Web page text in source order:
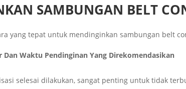
SAMBUNGAN BELT
yang tepat untuk mendinginkan sambungan belt
Dan Waktu Pendinginan Yang Direkomendasikan
selesai dilakukan, sangat penting untuk tidak